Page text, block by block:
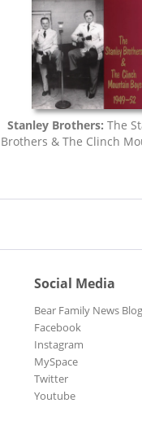
Stanley Brothers: The
Brothers & The Clinch
Social Media
Bear Family News Blog
Facebook
Instagram
MySpace
Twitter
Youtube